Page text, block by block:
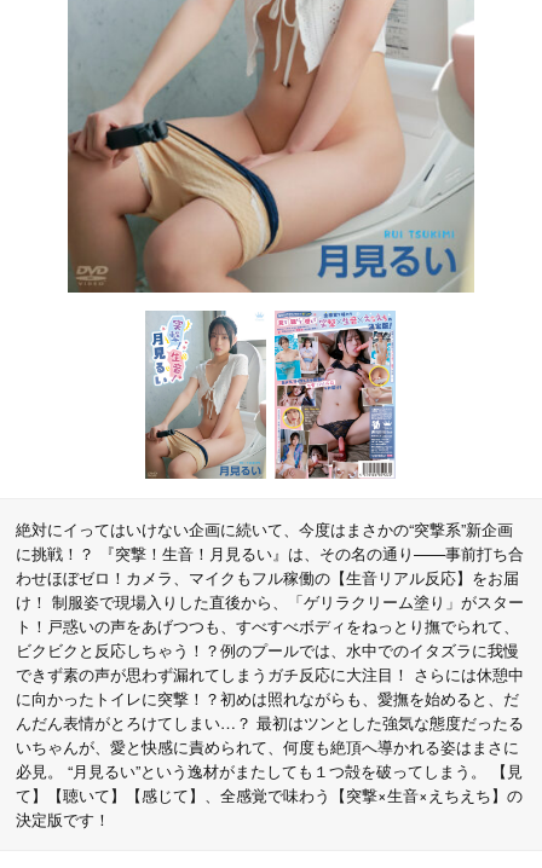
絶対にイってはいけない企画に続いて、今度はまさかの“突撃系”新企画
に挑戦！？ 『突撃！生音！月見るい』は、その名の通り——事前打ち合
わせほぼゼロ！カメラ、マイクもフル稼働の【生音リアル反応】をお届
け！ 制服姿で現場入りした直後から、「ゲリラクリーム塗り」がスター
ト！戸惑いの声をあげつつも、すべすべボディをねっとり撫でられて、
ビクビクと反応しちゃう！？例のプールでは、水中でのイタズラに我慢
できず素の声が思わず漏れてしまうガチ反応に大注目！ さらには休憩中
に向かったトイレに突撃！？初めは照れながらも、愛撫を始めると、だ
んだん表情がとろけてしまい…？ 最初はツンとした強気な態度だったる
いちゃんが、愛と快感に責められて、何度も絶頂へ導かれる姿はまさに
必見。 “月見るい”という逸材がまたしても１つ殻を破ってしまう。 【見
て】【聴いて】【感じて】、全感覚で味わう【突撃×生音×えちえち】の
決定版です！